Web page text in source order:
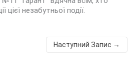
цієї незабутньої події.
Наступний Запис →